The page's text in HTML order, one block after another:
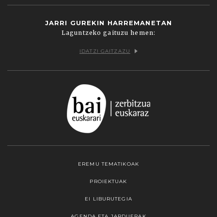
JARRI GUREKIN HARREMANETAN
Laguntzeko gaituzu hemen:
IDATZI GAITZAZU
EREMU TEMATIKOAK
PROIEKTUAK
EI LIBURUTEGIA